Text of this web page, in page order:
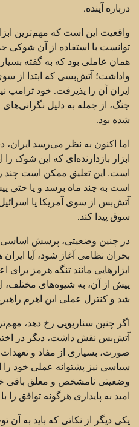
درباره آینده.
واقعیت این است که مهم‌ترین
توانست با استفاده از آن شوکی
همان عاملی بود که به گفته
واداشت؛ آتش‌بسی که ابتدا از
ایران آن را پذیرفت. خود ترامپ
جنگ، از جمله به دلیل نگرانی‌های
شده بود.
اما اکنون به نظر می‌رسد
ابزار بازدارنده‌ای که این شوک
است. این تعلیق ممکن است چند
است به چند ماه برسد و یا حتی
آتش‌بس از سوی آمریکا یا
سوق پیدا کند.
در چنین وضعیتی، پرسش اساسی
بحران نظامی آغاز شود، آیا
ابزارهایی مانند تنگه هرمز برای
پیش از آن، به شیوه‌های مختلف،
شد و کنترل عملی این اهرم
اگر چنین سناریویی رخ دهد،
آتش‌بس نقش داشت، دیگر در
صورت، بسیاری از مفاد و
سیاسی نیز پشتوانه عملی خود را
وضعیتی نامشخص و معلق باقی
امید به پایداری هرگونه توافق را
یکی دیگر از نکاتی که باید به آن